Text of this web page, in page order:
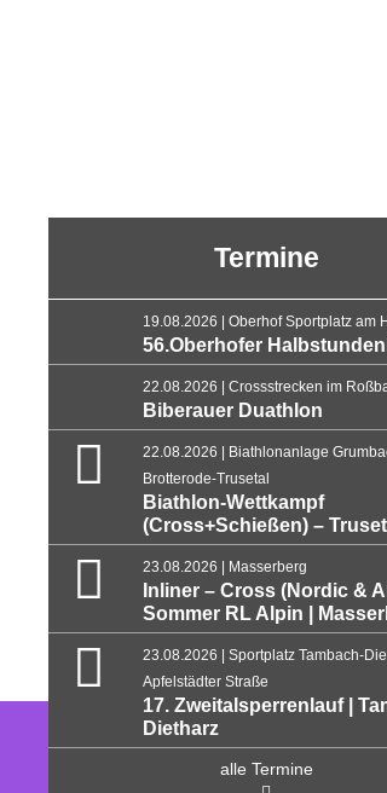
Termine
19.08.2026 | Oberhof Sportplatz am
56.Oberhofer
22.08.2026 | Crossstrecken im
Biberauer Duathlon
22.08.2026 | Biathlonanlage
Brotterode-Trusetal
Biathlon-Wettkampf
(Cross+Schießen) –
23.08.2026 | Masserberg
Inliner – Cross (Nordic &
Sommer RL Alpin |
23.08.2026 | Sportplatz Tambach-
Apfelstädter Straße
17. Zweitalsperrenlauf |
Dietharz
alle Termine